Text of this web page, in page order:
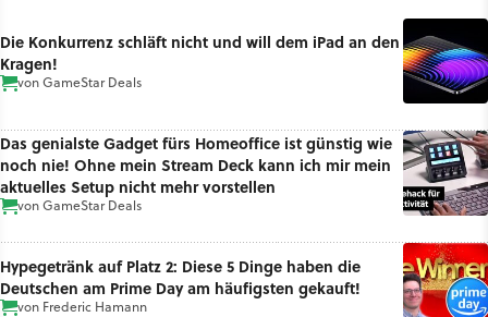
Die Konkurrenz schläft nicht und will dem iPad an den
Kragen!
vonGameStar Deals
Das genialste Gadget fürs Homeoffice ist günstig wie
noch nie! Ohne mein Stream Deck kann ich mir mein
aktuelles Setup nicht mehr vorstellen
vonGameStar Deals
Hypegetränk auf Platz 2: Diese 5 Dinge haben die
Deutschen am Prime Day am häufigsten gekauft!
von Frederic Hamann